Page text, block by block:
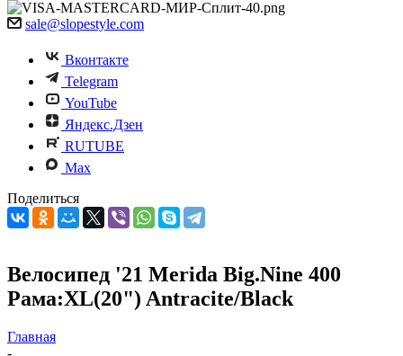
sale@slopestyle.com
Вконтакте
Telegram
YouTube
Яндекс.Дзен
RUTUBE
Max
Поделиться
Велосипед '21 Merida Big.Nine 400
Рама:XL(20") Antracite/Black
Главная
-